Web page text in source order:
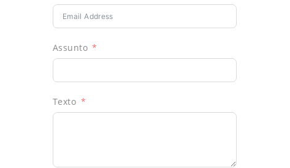
Assunto
Texto